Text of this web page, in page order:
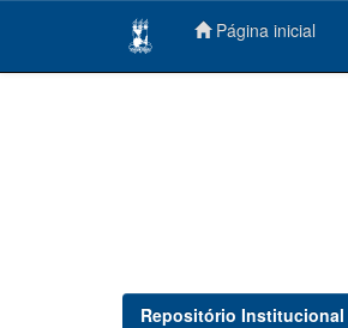
Página inicial
Repositório Institucional